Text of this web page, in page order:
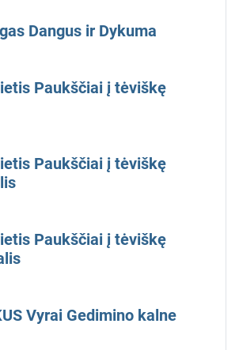
Dangus ir Dykuma
Paukščiai į tėviškę
Paukščiai į tėviškę
Paukščiai į tėviškę
Vyrai Gedimino kalne